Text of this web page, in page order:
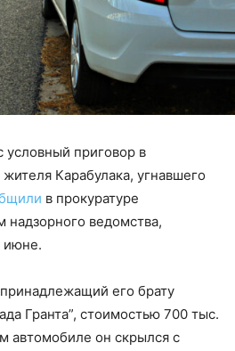
условный приговор в
Карабулака, угнавшего
в прокуратуре
ведомства,
июне.
его брату
Гранта”, стоимостью 700 тыс.
автомобиле он скрылся с